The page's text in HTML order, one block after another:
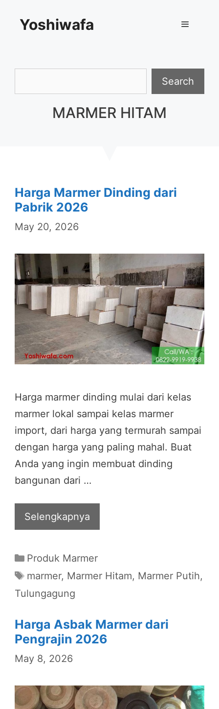
Yoshiwafa
Search
MARMER HITAM
Harga Marmer Dinding dari
Pabrik 2026
May 20, 2026
Harga marmer dinding mulai dari kelas
marmer lokal sampai kelas marmer
import, dari harga yang termurah sampai
dengan harga yang paling mahal. Buat
Anda yang ingin membuat dinding
bangunan dari …
Selengkapnya
Categories
Produk Marmer
Tags
marmer, Marmer Hitam, Marmer Putih,
Tulungagung
Harga Asbak Marmer dari
Pengrajin 2026
May 8, 2026